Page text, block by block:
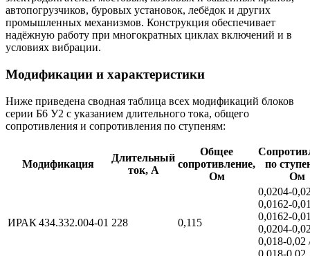
автопогрузчиков, буровых установок, лебёдок и других
промышленных механизмов. Конструкция обеспечивает
надёжную работу при многократных циклах включений и в
условиях вибрации.
Модификации и характеристики
Ниже приведена сводная таблица всех модификаций блоков
серии Б6 У2 с указанием длительного тока, общего
сопротивления и сопротивления по ступеням:
Модификация
Длительный
ток, А
Общее
сопротивление,
Ом
по
Ом
ИРАК 434.332.004‑01 228 0,115
0,018‑0,02
0,018‑0,02